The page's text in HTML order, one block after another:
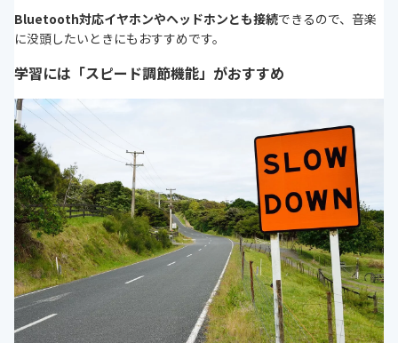
Bluetooth対応イヤホンやヘッドホンとも接続できるので、音楽
に没頭したいときにもおすすめです。
学習には「スピード調節機能」がおすすめ